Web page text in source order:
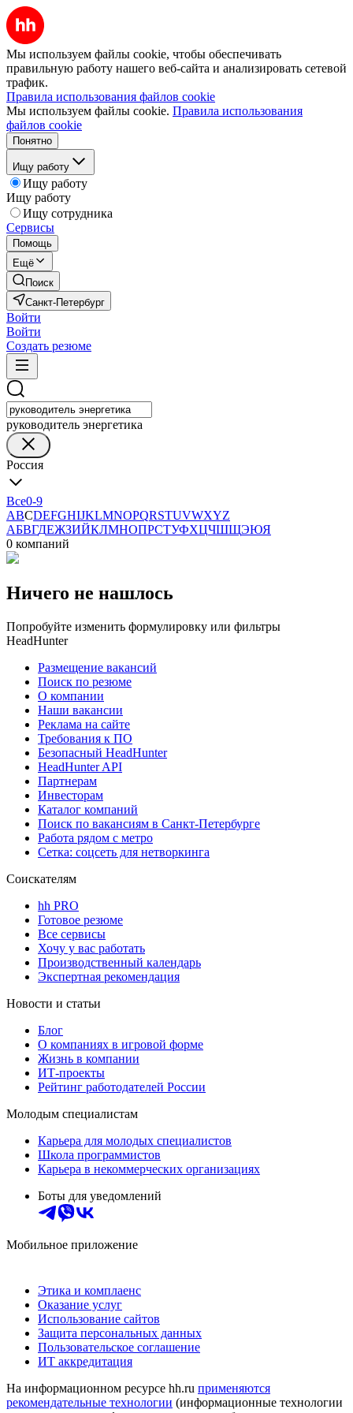
Мы используем файлы cookie, чтобы обеспечивать
правильную работу нашего веб-сайта и анализировать сетевой
трафик.
Правила использования файлов cookie
Мы используем файлы cookie. Правила использования
файлов cookie
Понятно
Ищу работу
Ищу работу
Ищу работу
Ищу сотрудника
Сервисы
Помощь
Ещё
Поиск
Санкт-Петербург
Войти
Войти
Создать резюме
руководитель энергетика
Россия
Все0-9
ABCDEFGHIJKLMNOPQRSTUVWXYZ
АБВГДЕЖЗИЙКЛМНОПРСТУФХЦЧШЩЭЮЯ
0 компаний
Ничего не нашлось
Попробуйте изменить формулировку или фильтры
HeadHunter
Размещение вакансий
Поиск по резюме
О компании
Наши вакансии
Реклама на сайте
Требования к ПО
Безопасный HeadHunter
HeadHunter API
Партнерам
Инвесторам
Каталог компаний
Поиск по вакансиям в Санкт-Петербурге
Работа рядом с метро
Сетка: соцсеть для нетворкинга
Соискателям
hh PRO
Готовое резюме
Все сервисы
Хочу у вас работать
Производственный календарь
Экспертная рекомендация
Новости и статьи
Блог
О компаниях в игровой форме
Жизнь в компании
ИТ-проекты
Рейтинг работодателей России
Молодым специалистам
Карьера для молодых специалистов
Школа программистов
Карьера в некоммерческих организациях
Боты для уведомлений
Мобильное приложение
Этика и комплаенс
Оказание услуг
Использование сайтов
Защита персональных данных
Пользовательское соглашение
ИТ аккредитация
На информационном ресурсе hh.ru применяются
рекомендательные технологии (информационные технологии